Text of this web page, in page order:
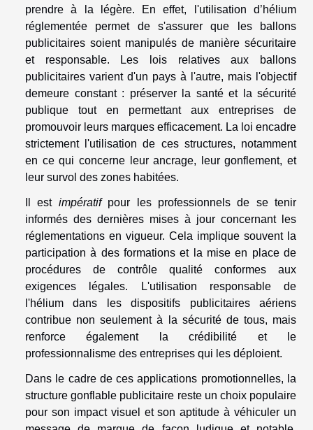
prendre à la légère. En effet, l'utilisation d’hélium
réglementée permet de s'assurer que les ballons
publicitaires soient manipulés de manière sécuritaire
et responsable. Les lois relatives aux ballons
publicitaires varient d'un pays à l'autre, mais l'objectif
demeure constant : préserver la santé et la sécurité
publique tout en permettant aux entreprises de
promouvoir leurs marques efficacement. La loi encadre
strictement l'utilisation de ces structures, notamment
en ce qui concerne leur ancrage, leur gonflement, et
leur survol des zones habitées.
Il est impératifpour les professionnels de se tenir
informés des dernières mises à jour concernant les
réglementations en vigueur. Cela implique souvent la
participation à des formations et la mise en place de
procédures de contrôle qualité conformes aux
exigences légales. L'utilisation responsable de
l'hélium dans les dispositifs publicitaires aériens
contribue non seulement à la sécurité de tous, mais
renforce également la crédibilité et le
professionnalisme des entreprises qui les déploient.
Dans le cadre de ces applications promotionnelles, la
structure gonflable publicitaire reste un choix populaire
pour son impact visuel et son aptitude à véhiculer un